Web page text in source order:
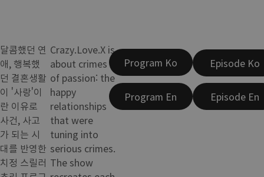
달콤했던 연
애, 행복했
던 결혼생활
이 '사랑'이
란 이유로
사건, 사고
가 되는 시
대를 반영한
치정 스릴러
Crazy.Love.X is
about crimes
of passion: the
happy
relationships
that were
tuning into
serious crimes.
The show
Program Ko
Program En
Episode Ko
Episode En